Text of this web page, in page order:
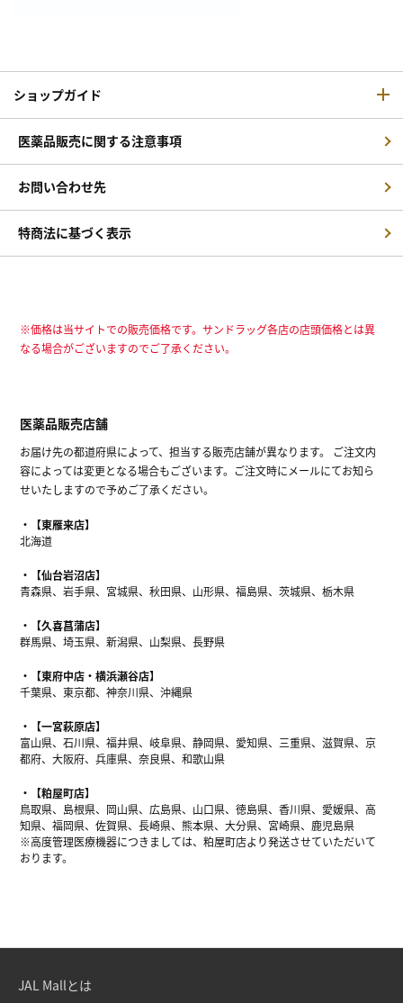
ショップガイド
医薬品販売に関する注意事項
お問い合わせ先
特商法に基づく表示
※価格は当サイトでの販売価格です。サンドラッグ各店の店頭価格とは異
なる場合がございますのでご了承ください。
医薬品販売店舗
お届け先の都道府県によって、担当する販売店舗が異なります。 ご注文内
容によっては変更となる場合もございます。ご注文時にメールにてお知ら
せいたしますので予めご了承ください。
【東雁来店】
北海道
【仙台岩沼店】
青森県、岩手県、宮城県、秋田県、山形県、福島県、茨城県、栃木県
【久喜菖蒲店】
群馬県、埼玉県、新潟県、山梨県、長野県
【東府中店・横浜瀬谷店】
千葉県、東京都、神奈川県、沖縄県
【一宮萩原店】
富山県、石川県、福井県、岐阜県、静岡県、愛知県、三重県、滋賀県、京
都府、大阪府、兵庫県、奈良県、和歌山県
【粕屋町店】
鳥取県、島根県、岡山県、広島県、山口県、徳島県、香川県、愛媛県、高
知県、福岡県、佐賀県、長崎県、熊本県、大分県、宮崎県、鹿児島県
※高度管理医療機器につきましては、粕屋町店より発送させていただいて
おります。
JAL Mallとは